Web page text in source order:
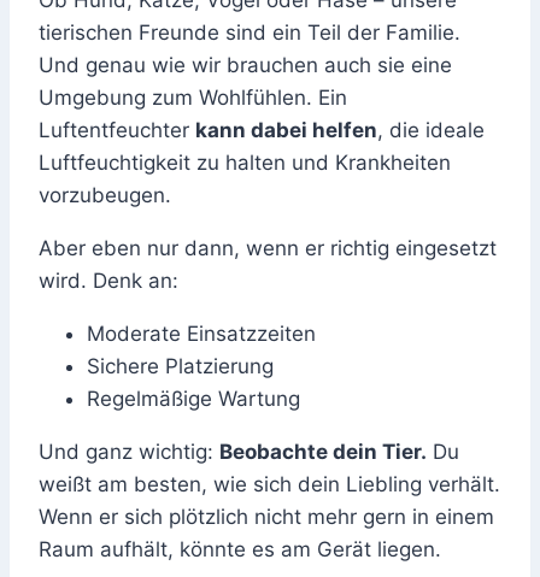
tierischen Freunde sind ein Teil der Familie.
Und genau wie wir brauchen auch sie eine
Umgebung zum Wohlfühlen. Ein
Luftentfeuchter kann dabei helfen, die ideale
Luftfeuchtigkeit zu halten und Krankheiten
vorzubeugen.
Aber eben nur dann, wenn er richtig eingesetzt
wird. Denk an:
Moderate Einsatzzeiten
Sichere Platzierung
Regelmäßige Wartung
Und ganz wichtig: Beobachte dein Tier. Du
weißt am besten, wie sich dein Liebling verhält.
Wenn er sich plötzlich nicht mehr gern in einem
Raum aufhält, könnte es am Gerät liegen.